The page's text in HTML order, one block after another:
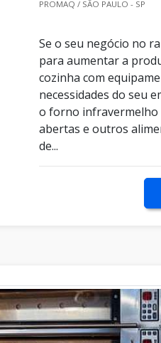
PROMAQ / SÃO PAULO - SP
Se o seu negócio no
para aumentar a
cozinha com
necessidades do seu
o forno infravermelho
abertas e outros
de...